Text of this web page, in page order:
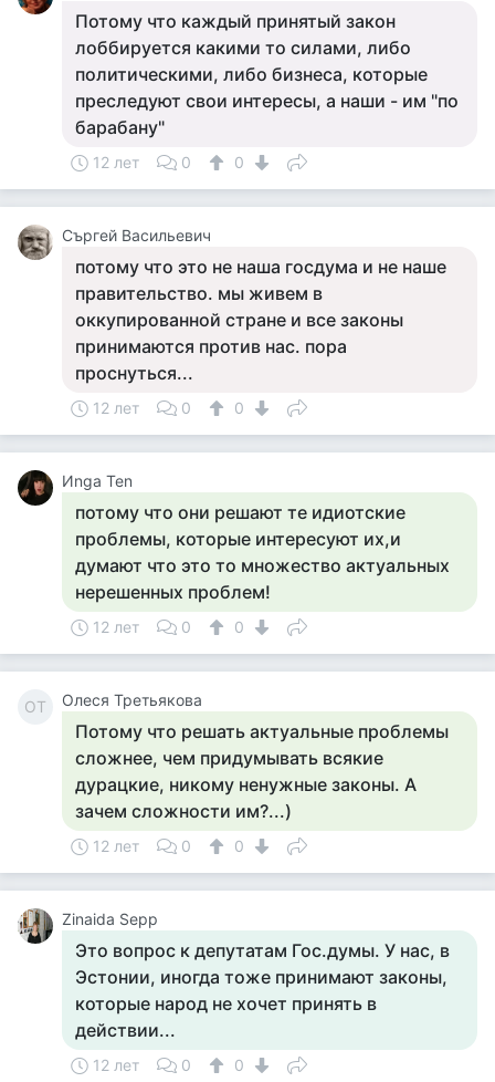
Потому что каждый принятый закон
лоббируется какими то силами, либо
политическими, либо бизнеса, которые
преследуют свои интересы, а наши - им "по
барабану"
12 лет 0 0
Съргей Васильевич
потому что это не наша госдума и не наше
правительство. мы живем в
оккупированной стране и все законы
принимаются против нас. пора
проснуться...
12 лет 0 0
Иnga Ten
потому что они решают те идиотские
проблемы, которые интересуют их,и
думают что это то множество актуальных
нерешенных проблем!
12 лет 0 0
ОТ Олеся Третьякова
Потому что решать актуальные проблемы
сложнее, чем придумывать всякие
дурацкие, никому ненужные законы. А
зачем сложности им?...)
12 лет 0 0
Zinaida Sepp
Это вопрос к депутатам Гос.думы. У нас, в
Эстонии, иногда тоже принимают законы,
которые народ не хочет принять в
действии...
12 лет 0 0